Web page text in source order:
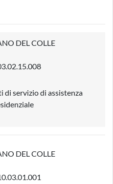
DEL COLLE
di servizio di assistenza
DEL COLLE